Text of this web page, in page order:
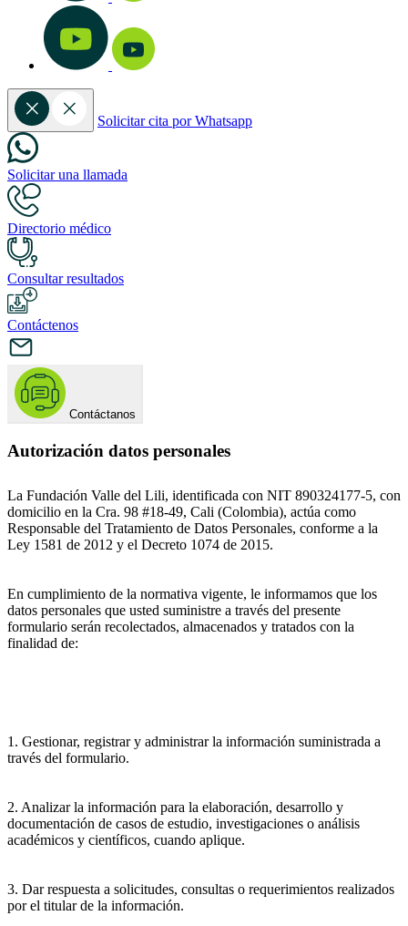
Solicitar cita por Whatsapp
Solicitar una llamada
Directorio médico
Consultar resultados
Contáctenos
Contáctanos
Autorización datos personales
La Fundación Valle del Lili, identificada con NIT 890324177-5, con
domicilio en la Cra. 98 #18-49, Cali (Colombia), actúa como
Responsable del Tratamiento de Datos Personales, conforme a la
Ley 1581 de 2012 y el Decreto 1074 de 2015.
En cumplimiento de la normativa vigente, le informamos que los
datos personales que usted suministre a través del presente
formulario serán recolectados, almacenados y tratados con la
finalidad de:
1. Gestionar, registrar y administrar la información suministrada a
través del formulario.
2. Analizar la información para la elaboración, desarrollo y
documentación de casos de estudio, investigaciones o análisis
académicos y científicos, cuando aplique.
3. Dar respuesta a solicitudes, consultas o requerimientos realizados
por el titular de la información.